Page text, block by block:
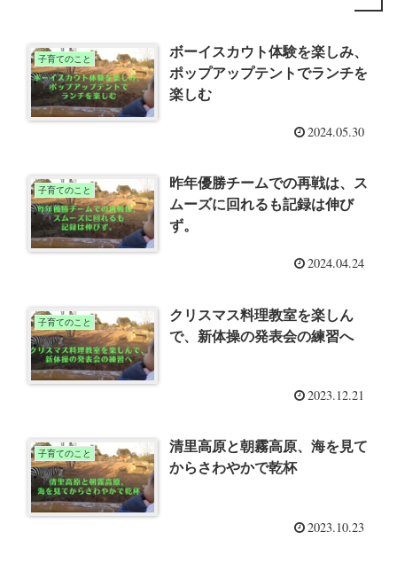
子育てのこと
ボーイスカウト体験を楽しみ、
ポップアップテントでランチを
楽しむ
2024.05.30
子育てのこと
昨年優勝チームでの再戦は、ス
ムーズに回れるも記録は伸び
ず。
2024.04.24
子育てのこと
クリスマス料理教室を楽しん
で、新体操の発表会の練習へ
2023.12.21
子育てのこと
清里高原と朝霧高原、海を見て
からさわやかで乾杯
2023.10.23